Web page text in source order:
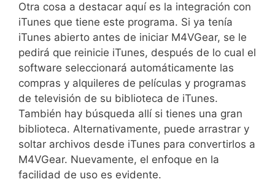
Otra cosa a destacar aquí es la integración con
iTunes que tiene este programa. Si ya tenía
iTunes abierto antes de iniciar M4VGear, se le
pedirá que reinicie iTunes, después de lo cual el
software seleccionará automáticamente las
compras y alquileres de películas y programas
de televisión de su biblioteca de iTunes.
También hay búsqueda allí si tienes una gran
biblioteca. Alternativamente, puede arrastrar y
soltar archivos desde iTunes para convertirlos a
M4VGear. Nuevamente, el enfoque en la
facilidad de uso es evidente.